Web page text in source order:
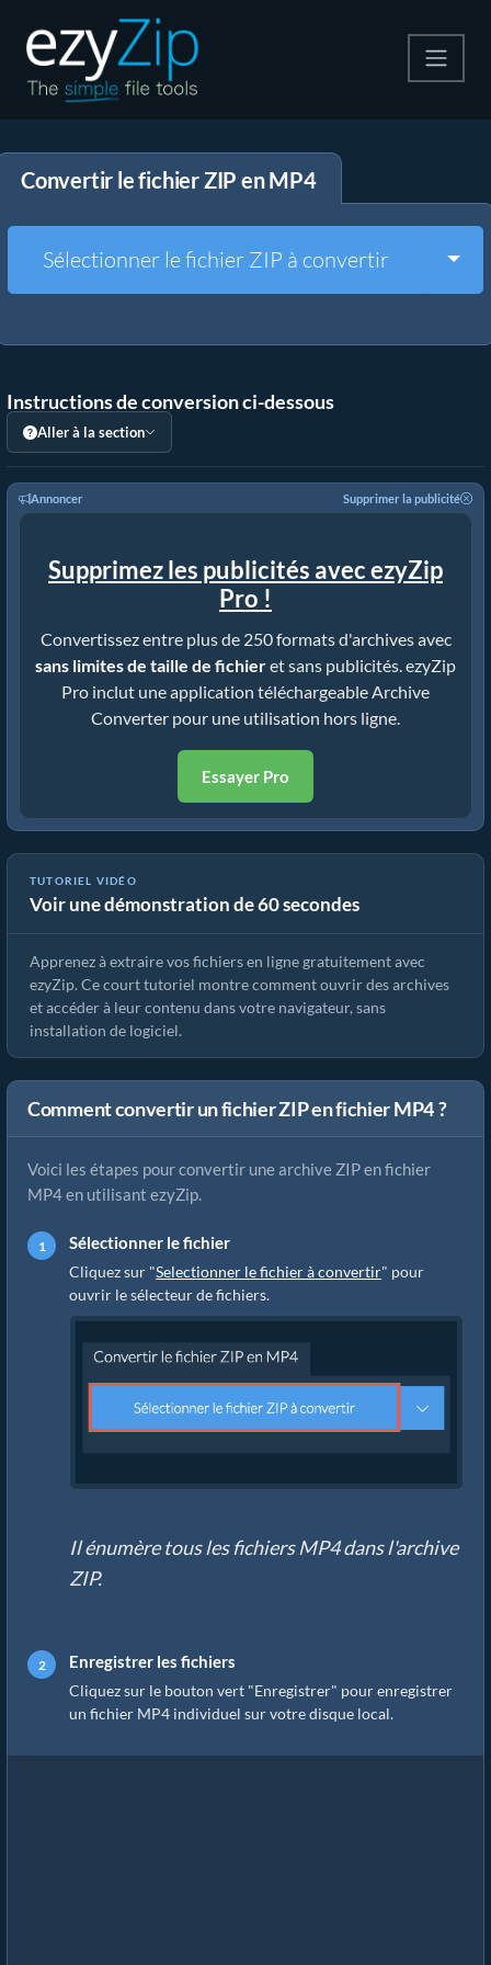
Décompresser
Autres outils
Convertir le fichier ZIP en MP4
Sélectionner le fichier ZIP à convertir
Instructions de conversion ci-dessous
Aller à la section
Annoncer Supprimer la publicité
Supprimez les publicités avec ezyZip
Pro !
Convertissez entre plus de 250 formats d'archives avec
sans limites de taille de fichieret sans publicités. ezyZip
Pro inclut une application téléchargeable Archive
Converter pour une utilisation hors ligne.
Essayer Pro
TUTORIEL VIDÉO
Voir une démonstration de 60 secondes
Comment extraire des fichiers en ligne avec ezyZip (gratuit, sans
installation)
Apprenez à extraire vos fichiers en ligne gratuitement avec
ezyZip. Ce court tutoriel montre comment ouvrir des archives
et accéder à leur contenu dans votre navigateur, sans
installation de logiciel.
Comment convertir un fichier ZIP en fichier MP4 ?
Voici les étapes pour convertir une archive ZIP en fichier
MP4 en utilisant ezyZip.
Sélectionner le fichier
Cliquez sur "Selectionner le fichier à convertir" pour
ouvrir le sélecteur de fichiers.
Il énumère tous les fichiers MP4 dans l'archive
ZIP.
Enregistrer les fichiers
Cliquez sur le bouton vert "Enregistrer" pour enregistrer
un fichier MP4 individuel sur votre disque local.